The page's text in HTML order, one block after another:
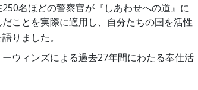
名ほどの警察官が『しあわせへの道』に
ことを実際に適用し、自分たちの国を活性
りました。
ウィンズによる過去27年間にわたる奉仕活